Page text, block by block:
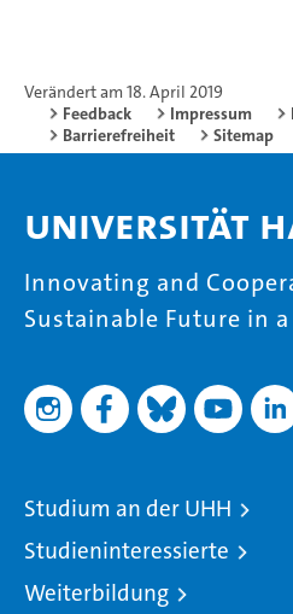
Verändert am 18. April 2019
Feedback
Impressum
Barrierefreiheit
Sitemap
Universität
Innovating and
Sustainable Future in
Studium an der UHH
Studieninteressierte
Weiterbildung